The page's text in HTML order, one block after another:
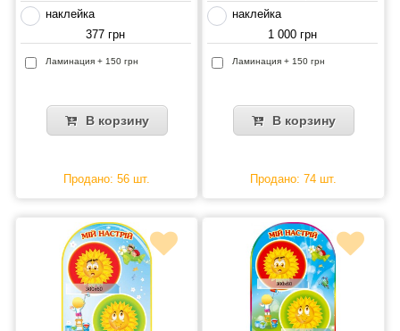
наклейка
377 грн
Ламинация + 150 грн
В корзину
Продано: 56 шт.
наклейка
1 000 грн
Ламинация + 150 грн
В корзину
Продано: 74 шт.